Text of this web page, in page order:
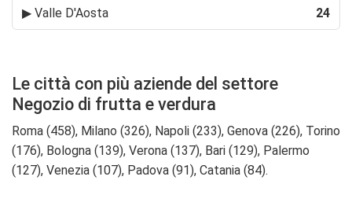
▶ Valle D'Aosta 24
Le città con più aziende del settore
Negozio di frutta e verdura
Roma (458), Milano (326), Napoli (233), Genova (226), Torino
(176), Bologna (139), Verona (137), Bari (129), Palermo
(127), Venezia (107), Padova (91), Catania (84).